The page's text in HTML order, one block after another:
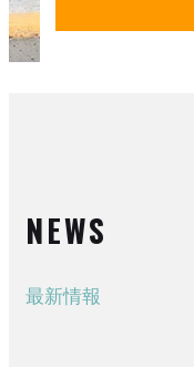
NEWS
最新情報